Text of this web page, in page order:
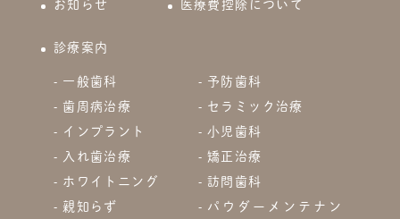
お知らせ
医療費控除について
診療案内
一般歯科
予防歯科
歯周病治療
セラミック治療
インプラント
小児歯科
入れ歯治療
矯正治療
ホワイトニング
訪問歯科
親知らず
パウダーメンテナン